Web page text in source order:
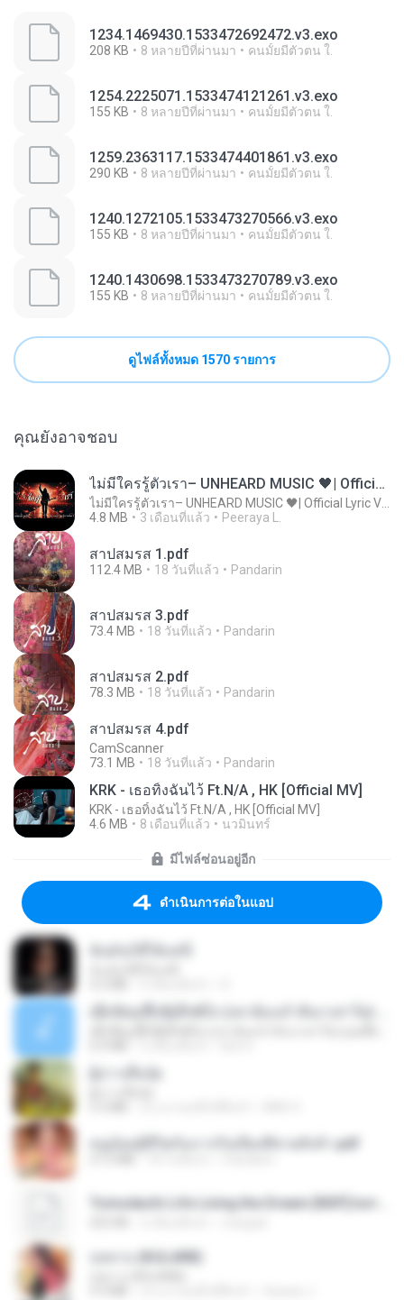
1234.1469430.1533472692472.v3.exo
208 KB 8 หลายปีที่ผ่านมา คนมั้ยมีตัวตน ใ.
1254.2225071.1533474121261.v3.exo
155 KB 8 หลายปีที่ผ่านมา คนมั้ยมีตัวตน ใ.
1259.2363117.1533474401861.v3.exo
290 KB 8 หลายปีที่ผ่านมา คนมั้ยมีตัวตน ใ.
1240.1272105.1533473270566.v3.exo
155 KB 8 หลายปีที่ผ่านมา คนมั้ยมีตัวตน ใ.
1240.1430698.1533473270789.v3.exo
155 KB 8 หลายปีที่ผ่านมา คนมั้ยมีตัวตน ใ.
ดูไฟล์ทั้งหมด 1570 รายการ
คุณยังอาจชอบ
ไม่มีใครรู้ตัวเรา– UNHEARD MUSIC 🖤| Official Lyric Video | เพลงสู้ชีวิต
4.8 MB
3 เดือนที่แล้ว Peeraya L.
สาปสมรส 1.pdf
112.4 MB 18 วันที่แล้ว Pandarin
สาปสมรส 3.pdf
73.4 MB 18 วันที่แล้ว Pandarin
สาปสมรส 2.pdf
78.3 MB 18 วันที่แล้ว Pandarin
สาปสมรส 4.pdf
CamScanner
73.1 MB
18 วันที่แล้ว Pandarin
KRK - เธอทิ้งฉันไว้ Ft.N/A , HK [Official MV]
KRK - เธอทิ้งฉันไว้ Ft.N/A , HK [Official MV]
4.6 MB
8 เดือนที่แล้ว นวมินทร์
มีไฟล์ซ่อนอยู่อีก
ดำเนินการต่อในแอป
หนูน้อยสู้ชีวิตกับภารกิจเลี้ยงพี่ชายทั้งห้า.pdf
กุหลาบ (KULARB)